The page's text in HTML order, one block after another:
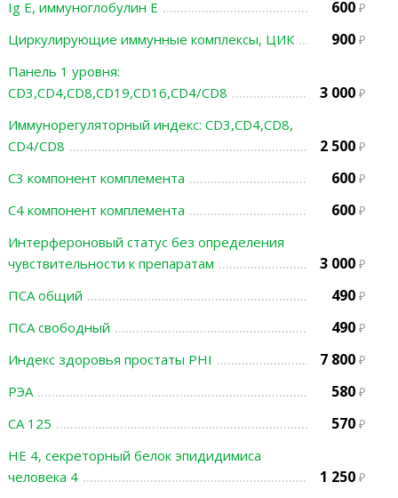
Ig E, иммуноглобулин Е 600
Циркулирующие иммунные комплексы, ЦИК 900
Панель 1 уровня:
CD3,CD4,CD8,CD19,CD16,CD4/CD8
3 000
Иммунорегуляторный индекс: CD3,CD4,CD8,
CD4/CD8
2 500
С3 компонент комплемента 600
С4 компонент комплемента 600
Интерфероновый статус без определения
чувствительности к препаратам
3 000
ПСА общий 490
ПСА свободный 490
Индекс здоровья простаты PHI 7 800
РЭА 580
СА 125 570
НЕ 4, секреторный белок эпидидимиса
человека 4
1 250